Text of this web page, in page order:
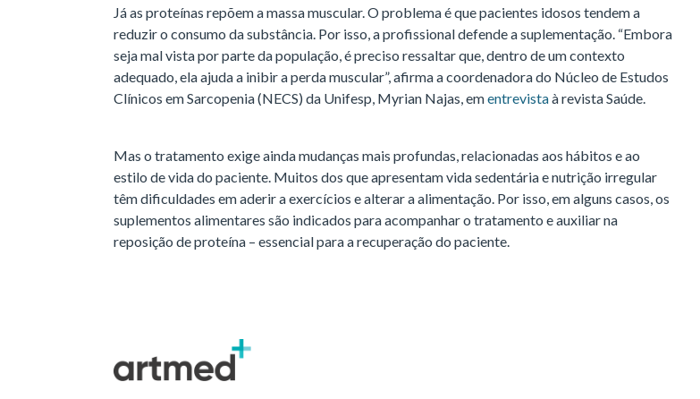
Já as proteínas repõem a massa muscular. O problema é que pacientes idosos tendem a
reduzir o consumo da substância. Por isso, a profissional defende a suplementação. “Embora
seja mal vista por parte da população, é preciso ressaltar que, dentro de um contexto
adequado, ela ajuda a inibir a perda muscular”, afirma a coordenadora do Núcleo de Estudos
Clínicos em Sarcopenia (NECS) da Unifesp, Myrian Najas, ementrevistaà revista Saúde.
Mas o tratamento exige ainda mudanças mais profundas, relacionadas aos hábitos e ao
estilo de vida do paciente. Muitos dos que apresentam vida sedentária e nutrição irregular
têm dificuldades em aderir a exercícios e alterar a alimentação. Por isso, em alguns casos, os
suplementos alimentares são indicados para acompanhar o tratamento e auxiliar na
reposição de proteína – essencial para a recuperação do paciente.